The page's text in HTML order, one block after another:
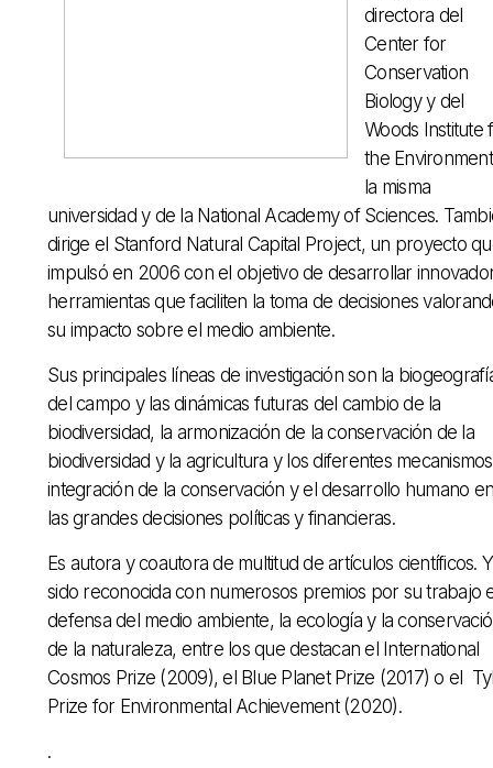
directora del
Center for
Conservation
Biology y del
Woods Institute
the
la misma
universidad y de la National Academy of Sciences.
dirige el Stanford Natural Capital Project, un proyecto
impulsó en 2006 con el objetivo de desarrollar
herramientas que faciliten la toma de decisiones
su impacto sobre el medio ambiente.
Sus principales líneas de investigación son la
del campo y las dinámicas futuras del cambio de la
biodiversidad, la armonización de la conservación de la
biodiversidad y la agricultura y los diferentes
integración de la conservación y el desarrollo humano en
las grandes decisiones políticas y financieras.
Es autora y coautora de multitud de artículos científicos.
sido reconocida con numerosos premios por su trabajo
defensa del medio ambiente, la ecología y la
de la naturaleza, entre los que destacan el International
Cosmos Prize (2009), el Blue Planet Prize (2017) o el
Prize for Environmental Achievement (2020).
.